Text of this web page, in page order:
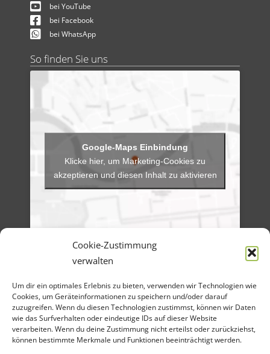
Cookie-Zustimmung
verwalten
Um dir ein optimales Erlebnis zu bieten, verwenden wir Technologien wie
Cookies, um Geräteinformationen zu speichern und/oder darauf
zuzugreifen. Wenn du diesen Technologien zustimmst, können wir Daten
wie das Surfverhalten oder eindeutige IDs auf dieser Website
verarbeiten. Wenn du deine Zustimmung nicht erteilst oder zurückziehst,
können bestimmte Merkmale und Funktionen beeinträchtigt werden.
bei YouTube
bei Facebook
bei WhatsApp
So finden Sie uns
Klicke hier, um Marketing-Cookies zu
akzeptieren und diesen Inhalt zu aktivieren
Artikel-Archiv
Veranstaltungen
Angebote
Bilder-Galerien
Material
Spenden
Kontakt